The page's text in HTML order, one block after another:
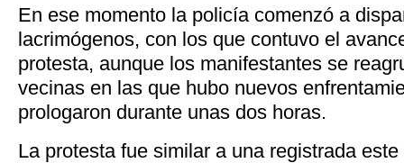
En ese momento la policía comenzó a
lacrimógenos, con los que contuvo el
protesta, aunque los manifestantes se
vecinas en las que hubo nuevos
prologaron durante unas dos horas.
La protesta fue similar a una registrada